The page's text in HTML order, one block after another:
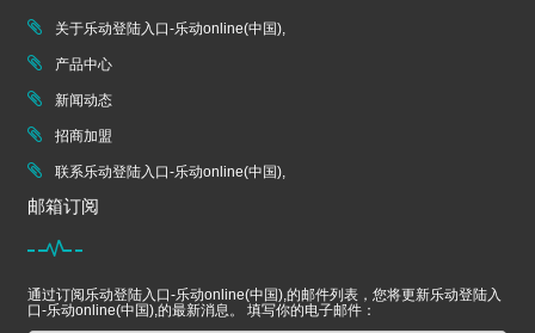
关于乐动登陆入口-乐动online(中国),
产品中心
新闻动态
招商加盟
联系乐动登陆入口-乐动online(中国),
邮箱订阅
通过订阅乐动登陆入口-乐动online(中国),的邮件列表，您将更新乐动登陆入
口-乐动online(中国),的最新消息。 填写你的电子邮件：